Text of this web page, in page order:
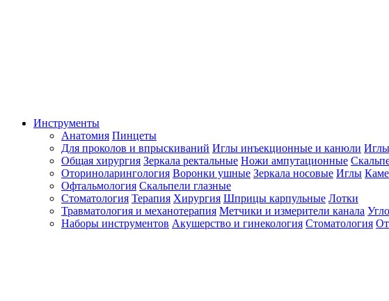
Инструменты
Анатомия Пинцеты
Для проколов и впрыскиваний Иглы инъекционные и канюли
Общая хирургия Зеркала ректальные Ножи ампутационные
Оториноларингология Воронки ушные Зеркала носовые Иглы
Офтальмология Скальпели глазные
Стоматология Терапия Хирургия Шприцы карпульные Лотки
Травматология и механотерапия Метчики и измерители канала
Наборы инструментов Акушерство и гинекология Стоматология